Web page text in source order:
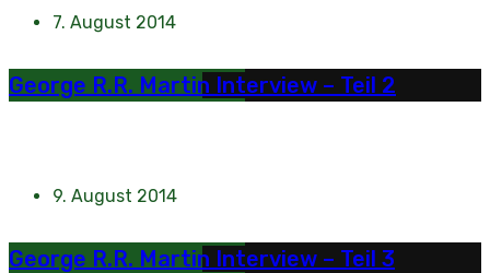
7. August 2014
George R.R. Martin Interview – Teil 2
9. August 2014
George R.R. Martin Interview – Teil 3